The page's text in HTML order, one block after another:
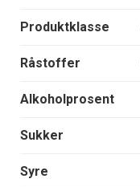
Produktklasse
Råstoffer
Alkoholprosent
Sukker
Syre